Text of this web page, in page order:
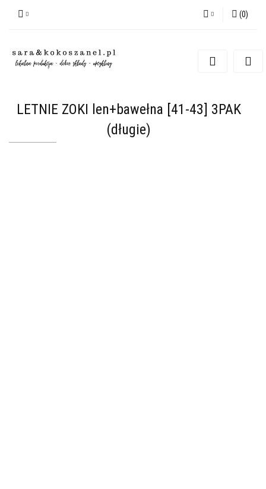
Zarejestruj się
(0)
LETNIE ZOKI len+bawełna [41-43] 3PAK
(długie)